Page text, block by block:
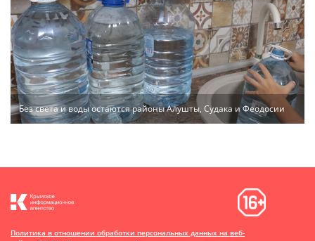
Без света и воды остаются районы Алушты, Судака и Феодосии
Политика в отношении обработки персональных данных на веб-